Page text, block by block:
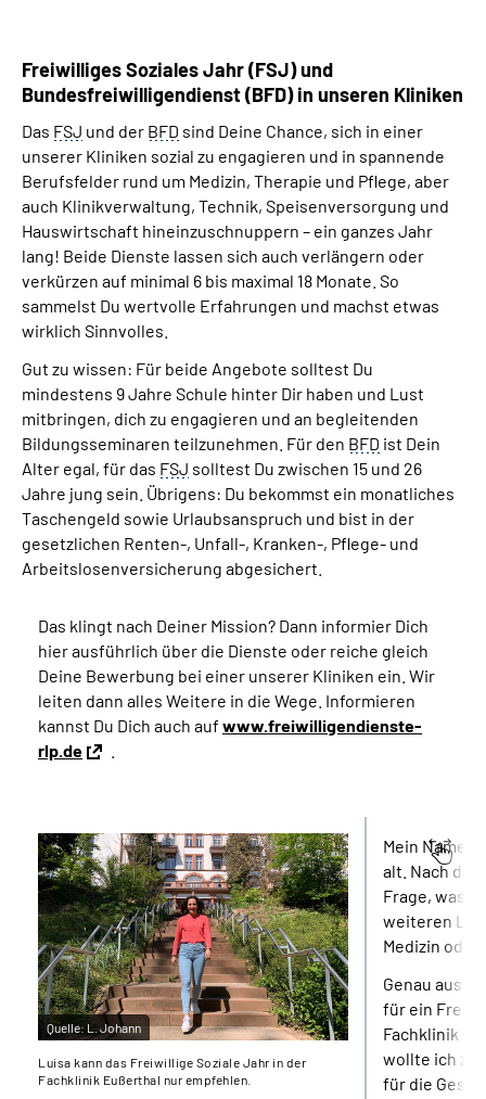
Freiwilliges Soziales Jahr (FSJ) und
Bundesfreiwilligendienst (BFD) in unseren Kliniken
Das FSJ und der BFD sind Deine Chance, sich in einer
unserer Kliniken sozial zu engagieren und in spannende
Berufsfelder rund um Medizin, Therapie und Pflege, aber
auch Klinikverwaltung, Technik, Speisenversorgung und
Hauswirtschaft hineinzuschnuppern – ein ganzes Jahr
lang! Beide Dienste lassen sich auch verlängern oder
verkürzen auf minimal 6 bis maximal 18 Monate. So
sammelst Du wertvolle Erfahrungen und machst etwas
wirklich Sinnvolles.
Gut zu wissen: Für beide Angebote solltest Du
mindestens 9 Jahre Schule hinter Dir haben und Lust
mitbringen, dich zu engagieren und an begleitenden
Bildungsseminaren teilzunehmen. Für den BFD ist Dein
Alter egal, für das FSJ solltest Du zwischen 15 und 26
Jahre jung sein. Übrigens: Du bekommst ein monatliches
Taschengeld sowie Urlaubsanspruch und bist in der
gesetzlichen Renten-, Unfall-, Kranken-, Pflege- und
Arbeitslosenversicherung abgesichert.
Das klingt nach Deiner Mission? Dann informier Dich
hier ausführlich über die Dienste oder reiche gleich
Deine Bewerbung bei einer unserer Kliniken ein. Wir
leiten dann alles Weitere in die Wege. Informieren
kannst Du Dich auch auf www.freiwilligendienste-
rlp.de
Quelle: L. Johann
Luisa kann das Freiwillige Soziale Jahr in der
Fachklinik Eußerthal nur empfehlen.
Mein Name
alt. Nach
Frage, was
weiteren
Medizin
Genau aus
für ein
Fachklinik
wollte ich
für die